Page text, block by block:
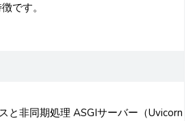
です。
と非同期処理 ASGIサーバー（Uvicorn